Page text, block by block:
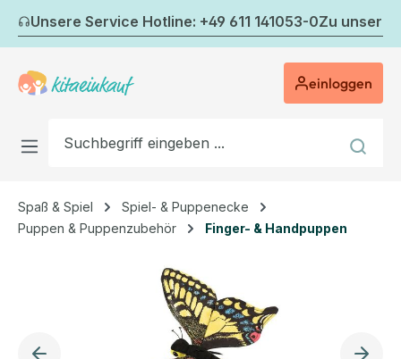
Zum Hauptinhalt springen
Unsere Service Hotline: +49 611 141053-0Zu
einloggen
Spaß & Spiel
Spiel- & Puppenecke
Puppen & Puppenzubehör
Finger- & Handpuppen